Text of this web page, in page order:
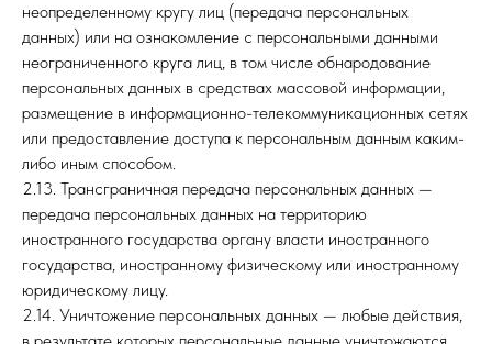
неопределенному кругу лиц (передача персональных
данных) или на ознакомление с персональными данными
неограниченного круга лиц, в том числе обнародование
персональных данных в средствах массовой информации,
размещение в информационно-телекоммуникационных сетях
или предоставление доступа к персональным данным каким-
либо иным способом.
2.13. Трансграничная передача персональных данных —
передача персональных данных на территорию
иностранного государства органу власти иностранного
государства, иностранному физическому или иностранному
юридическому лицу.
2.14. Уничтожение персональных данных — любые действия,